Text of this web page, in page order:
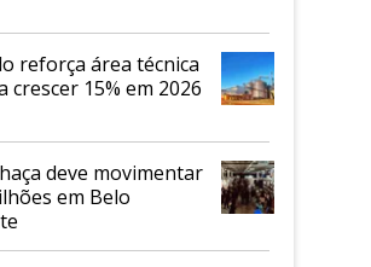
reforça área técnica
crescer 15% em 2026
deve movimentar
em Belo